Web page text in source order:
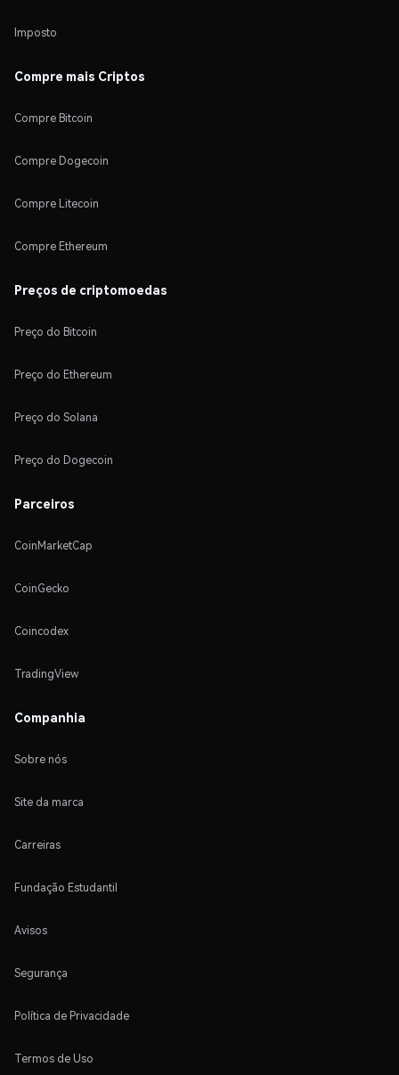
Imposto
Compre mais Criptos
Compre Bitcoin
Compre Dogecoin
Compre Litecoin
Compre Ethereum
Preços de criptomoedas
Preço do Bitcoin
Preço do Ethereum
Preço do Solana
Preço do Dogecoin
Parceiros
CoinMarketCap
CoinGecko
Coincodex
TradingView
Companhia
Sobre nós
Site da marca
Carreiras
Fundação Estudantil
Avisos
Segurança
Política de Privacidade
Termos de Uso